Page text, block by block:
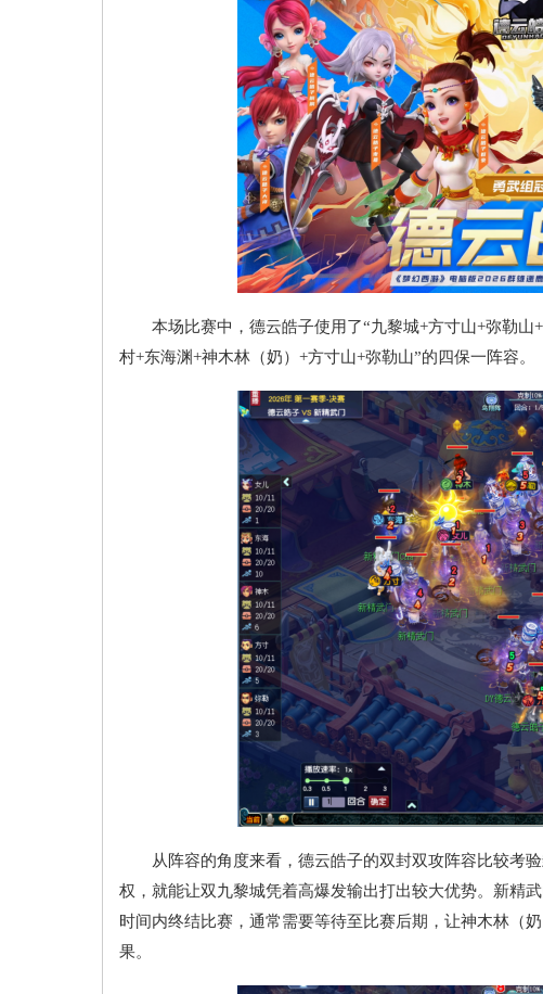
本场比赛中，德云皓子使用了“九黎城+方寸山+弥勒山
村+东海渊+神木林（奶）+方寸山+弥勒山”的四保一阵容。
从阵容的角度来看，德云皓子的双封双攻阵容比较考验
权，就能让双九黎城凭着高爆发输出打出较大优势。新精
时间内终结比赛，通常需要等待至比赛后期，让神木林（
果。